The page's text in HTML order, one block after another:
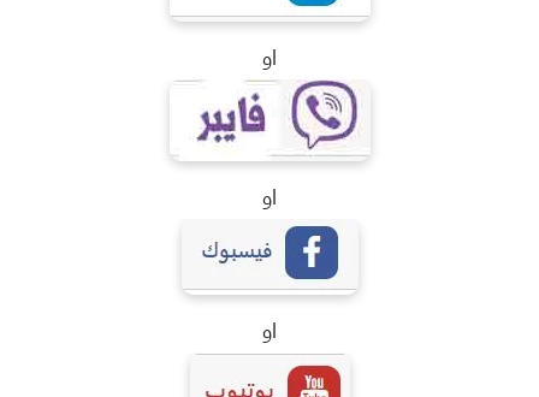
او
او
او